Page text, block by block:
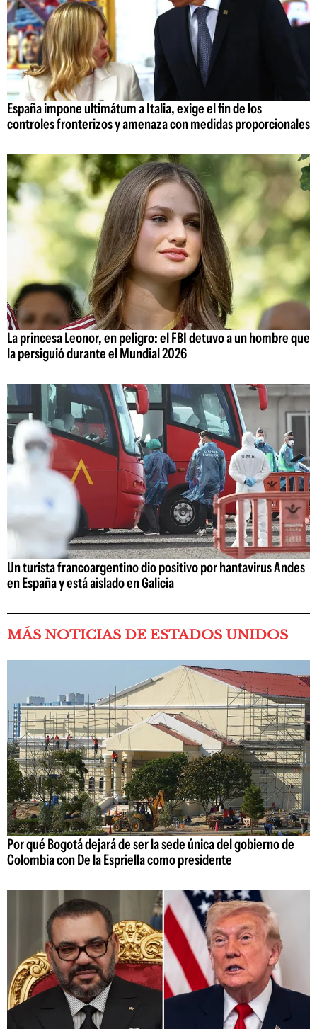
España impone ultimátum a Italia, exige el fin de los
controles fronterizos y amenaza con medidas proporcionales
La princesa Leonor, en peligro: el FBI detuvo a un hombre que
la persiguió durante el Mundial 2026
Un turista francoargentino dio positivo por hantavirus Andes
en España y está aislado en Galicia
MÁS NOTICIAS DE ESTADOS UNIDOS
Por qué Bogotá dejará de ser la sede única del gobierno de
Colombia con De la Espriella como presidente